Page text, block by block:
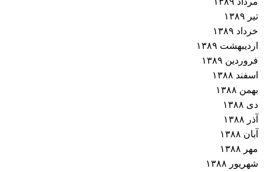
تیر ۱۳۸۹
خرداد ۱۳۸۹
اردیبهشت ۱۳۸۹
فروردین ۱۳۸۹
اسفند ۱۳۸۸
بهمن ۱۳۸۸
دی ۱۳۸۸
آذر ۱۳۸۸
آبان ۱۳۸۸
مهر ۱۳۸۸
شهریور ۱۳۸۸